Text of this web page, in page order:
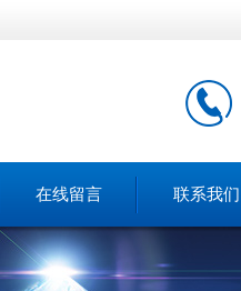
在线留言 联系我们